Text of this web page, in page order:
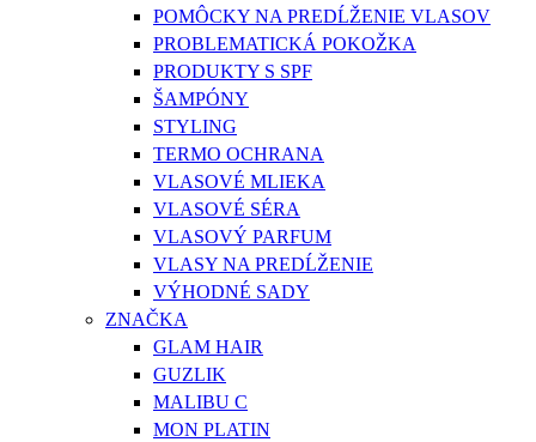
POMÔCKY NA PREDĹŽENIE VLASOV
PROBLEMATICKÁ POKOŽKA
PRODUKTY S SPF
ŠAMPÓNY
STYLING
TERMO OCHRANA
VLASOVÉ MLIEKA
VLASOVÉ SÉRA
VLASOVÝ PARFUM
VLASY NA PREDĹŽENIE
VÝHODNÉ SADY
ZNAČKA
GLAM HAIR
GUZLIK
MALIBU C
MON PLATIN